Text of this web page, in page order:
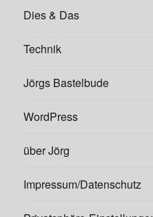
Dies & Das
Technik
Jörgs Bastelbude
WordPress
über Jörg
Impressum/Datenschutz